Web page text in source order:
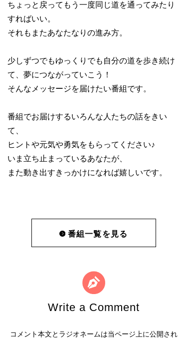
ちょっと戻ってもう一度同じ道を通ってみたり
すればいい。
それもまたあなたなりの進み方。
少しずつでもゆっくりでも自分の道を歩き続け
て、夢につながっていこう！
そんなメッセージを届けたい番組です。
番組でお届けするいろんな人たちの話をきい
て、
ヒントや元気や勇気をもらってください♪
いま立ち止まっているあなたが、
また動き出すきっかけになれば嬉しいです。
番組一覧を見る
Write a Comment
コメント本文とラジオネームは当ページ上に公開され